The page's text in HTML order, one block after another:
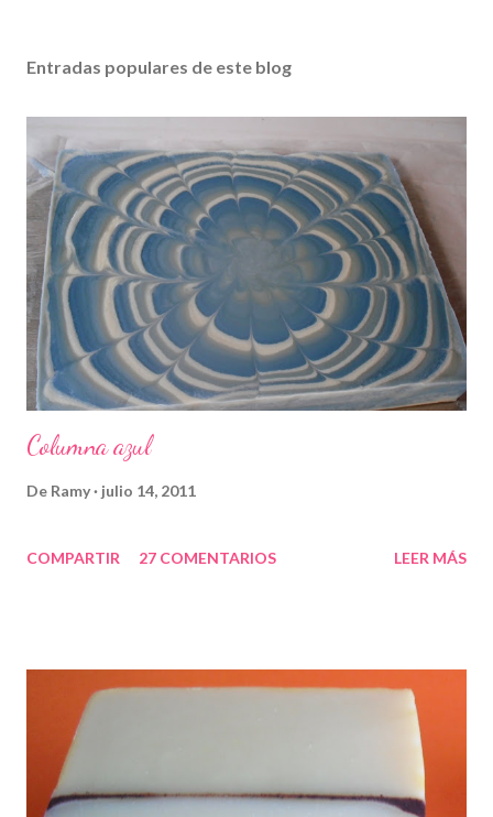
Entradas populares de este blog
Columna azul
De Ramy julio 14, 2011
COMPARTIR 27 COMENTARIOS LEER MÁS